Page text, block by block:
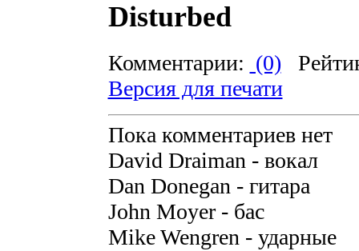
Disturbed
Комментарии: (0)
Версия для печати
Пока комментариев нет
David Draiman - вокал
Dan Donegan - гитара
John Moyer - бас
Mike Wengren - ударные